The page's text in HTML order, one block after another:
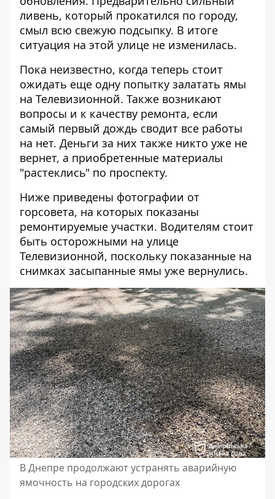
ливень, который прокатился по городу,
смыл всю свежую подсыпку. В итоге
ситуация на этой улице не изменилась.
Пока неизвестно, когда теперь стоит
ожидать еще одну попытку залатать ямы
на Телевизионной. Также возникают
вопросы и к качеству ремонта, если
самый первый дождь сводит все работы
на нет. Деньги за них также никто уже не
вернет, а приобретенные материалы
"растеклись" по проспекту.
Ниже приведены фотографии от
горсовета, на которых показаны
ремонтируемые участки. Водителям стоит
быть осторожными на улице
Телевизионной, поскольку показанные на
снимках засыпанные ямы уже вернулись.
В Днепре продолжают устранять аварийную
ямочность на городских дорогах